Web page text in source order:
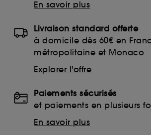
En savoir plus
Livraison standard offerte
à domicile dès 60€ en
métropolitaine et Monaco
Explorer l'offre
Paiements sécurisés
et paiements en plusieurs
En savoir plus